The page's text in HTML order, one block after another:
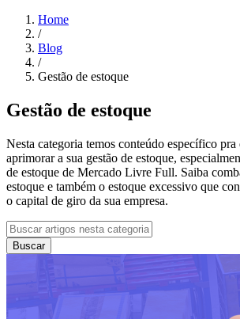
Home
/
Blog
/
Gestão de estoque
Gestão de estoque
Nesta categoria temos conteúdo específico pra
aprimorar a sua gestão de estoque,
de estoque de Mercado Livre Full. Saiba
estoque e também o estoque excessivo que
o capital de giro da sua empresa.
Buscar